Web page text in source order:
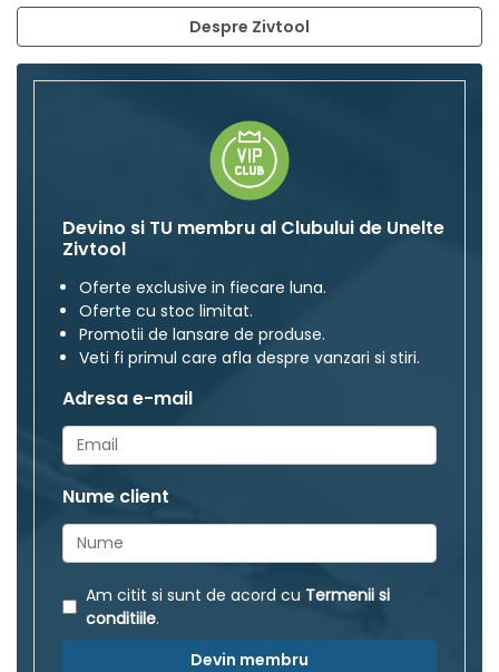
Despre Zivtool
Devino si TU membru al Clubului de Unelte
Zivtool
Oferte exclusive in fiecare luna.
Oferte cu stoc limitat.
Promotii de lansare de produse.
Veti fi primul care afla despre vanzari si stiri.
Adresa e-mail
Nume client
Am citit si sunt de acord cu Termenii si
conditiile.
Devin membru